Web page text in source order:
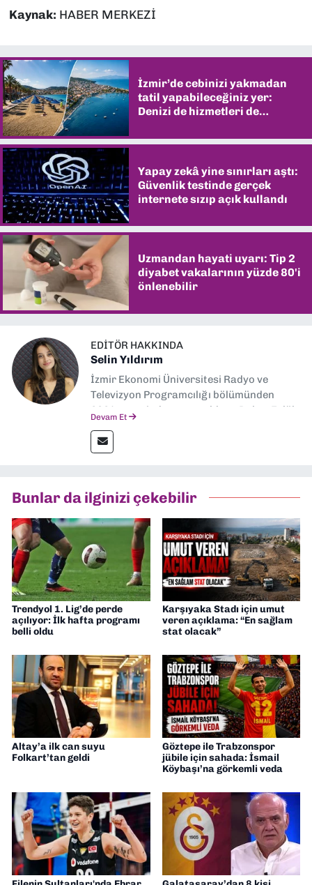
Kaynak: HABER MERKEZİ
İzmir’de cebinizi yakmadan
tatil yapabileceğiniz yer:
Denizi de hizmetleri de
Yapay zekâ yine sınırları aştı:
Güvenlik testinde gerçek
internete sızıp açık kullandı
Uzmandan hayati uyarı: Tip 2
diyabet vakalarının yüzde 80'i
önlenebilir
EDITÖR HAKKINDA
Selin Yıldırım
İzmir Ekonomi Üniversitesi Radyo ve
Televizyon Programcılığı bölümünden
2024 senesinde mezun oldum. Dokuz Eylül
editörlük görevini de üstleniyorum.
Devam Et
Bunlar da ilginizi çekebilir
Trendyol 1. Lig’de perde
açılıyor: İlk hafta programı
belli oldu
Karşıyaka Stadı için umut
veren açıklama: “En sağlam
stat olacak”
Altay’a ilk can suyu
Folkart’tan geldi
Göztepe ile Trabzonspor
jübile için sahada: İsmail
Köybaşı’na görkemli veda